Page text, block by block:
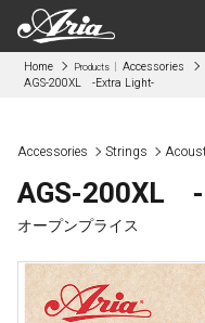
Home Products Accessories
AGS-200XL -Extra Light-
Accessories Strings
AGS-200XL
オープンプライス